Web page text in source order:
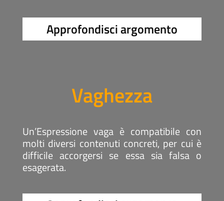
Approfondisci argomento
Vaghezza
Un’Espressione vaga è compatibile con
molti diversi contenuti concreti, per cui è
difficile accorgersi se essa sia falsa o
esagerata.